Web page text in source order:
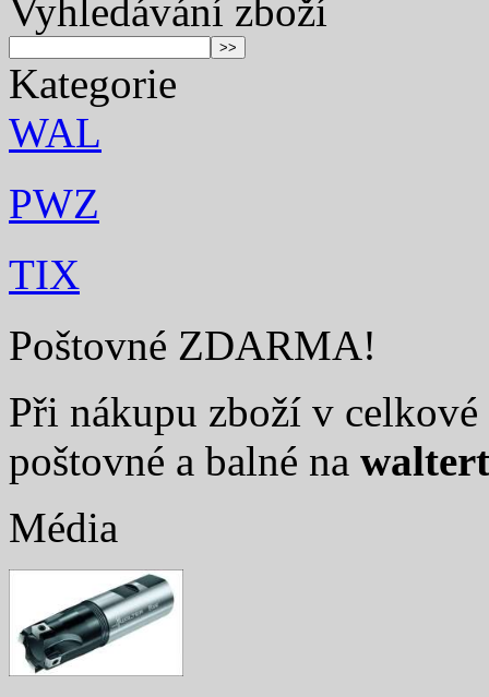
Vyhledávání zboží
Kategorie
WAL
PWZ
TIX
Poštovné ZDARMA!
Při nákupu zboží v
poštovné a balné na
Média